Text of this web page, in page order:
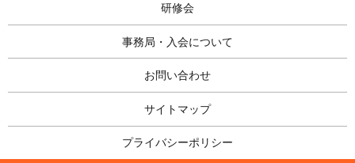
研修会
事務局・入会について
お問い合わせ
サイトマップ
プライバシーポリシー